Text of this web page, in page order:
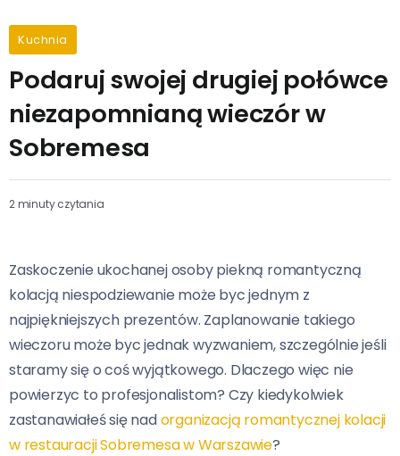
Kuchnia
Podaruj swojej drugiej połówce
niezapomnianą wieczór w
Sobremesa
2 minuty czytania
Zaskoczenie ukochanej osoby piekną romantyczną
kolacją niespodziewanie może byc jednym z
najpiękniejszych prezentów. Zaplanowanie takiego
wieczoru może byc jednak wyzwaniem, szczególnie jeśli
staramy się o coś wyjątkowego. Dlaczego więc nie
powierzyc to profesjonalistom? Czy kiedykolwiek
zastanawiałeś się nadorganizacją romantycznej kolacji
w restauracji Sobremesa w Warszawie?